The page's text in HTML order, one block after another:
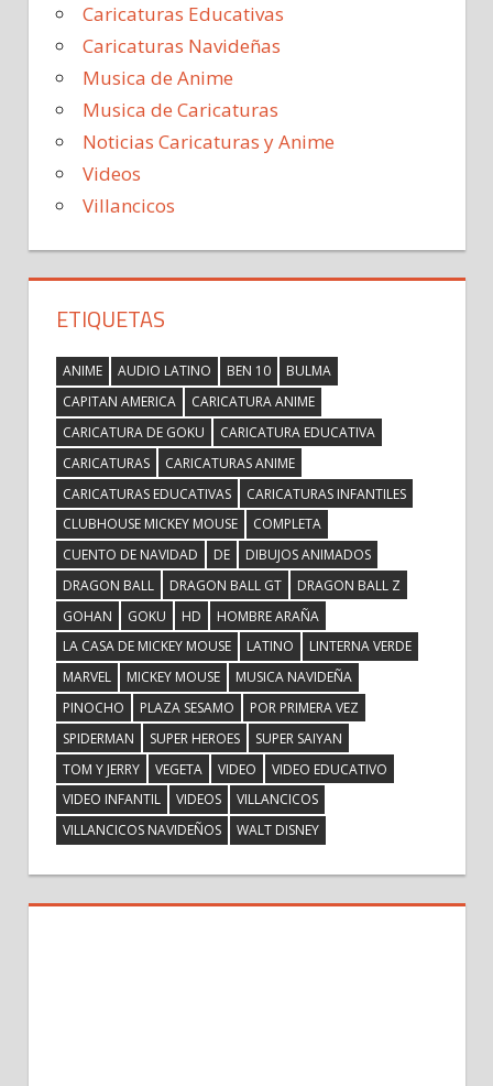
Caricaturas Educativas
Caricaturas Navideñas
Musica de Anime
Musica de Caricaturas
Noticias Caricaturas y Anime
Videos
Villancicos
ETIQUETAS
ANIME AUDIO LATINO BEN 10
BULMA
CAPITAN AMERICA
CARICATURA ANIME
CARICATURA DE GOKU
CARICATURA EDUCATIVA
CARICATURAS
CARICATURAS ANIME
CARICATURAS EDUCATIVAS
CARICATURAS INFANTILES
CLUBHOUSE MICKEY MOUSE
COMPLETA
CUENTO DE NAVIDAD
DE
DIBUJOS ANIMADOS
DRAGON BALL
DRAGON BALL GT
DRAGON BALL Z
GOHAN
GOKU HD
HOMBRE ARAÑA
LA CASA DE MICKEY MOUSE
LATINO
LINTERNA VERDE
MARVEL
MICKEY MOUSE
MUSICA NAVIDEÑA
PINOCHO
PLAZA SESAMO
POR PRIMERA VEZ
SPIDERMAN
SUPER HEROES
SUPER SAIYAN
TOM Y JERRY
VEGETA VIDEO
VIDEO EDUCATIVO
VIDEO INFANTIL
VIDEOS
VILLANCICOS
VILLANCICOS NAVIDEÑOS
WALT DISNEY